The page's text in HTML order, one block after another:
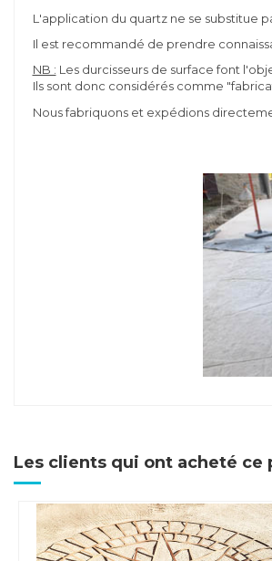
L'application du quartz ne se substitue
Il est recommandé de prendre
NB : Les durcisseurs de surface font
Ils sont donc considérés comme
Nous fabriquons et expédions
Les clients qui ont acheté